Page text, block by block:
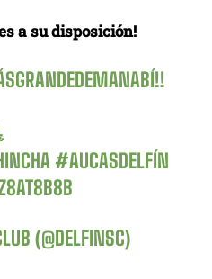
a su disposición!
!!
#AUCASDELFÍN
(@DELFINSC)